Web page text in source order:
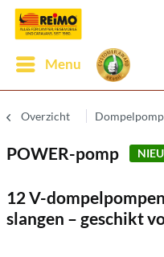
Menu
Overzicht
POWER-pomp
12 V-
slangen – geschikt